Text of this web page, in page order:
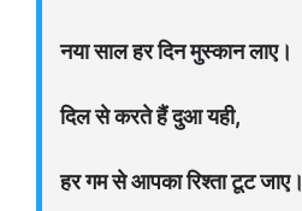
नया साल हर दिन मुस्कान लाए।
दिल से करते हैं दुआ यही,
हर गम से आपका रिश्ता टूट जाए।